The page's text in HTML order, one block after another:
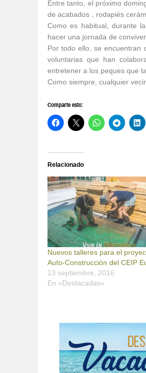
Entre tanto, el próximo
de acabados , rodapiés
Como es habitual, durante
hacer una jornada de
Por todo ello, se encuentran
voluntarias que han
entretener a los peques que
Como siempre, cualquier
Comparte esto:
Relacionado
Nuevos talleres para el
Auto-Construcción del CEIP
13 septiembre, 2016
En «Destacadas»